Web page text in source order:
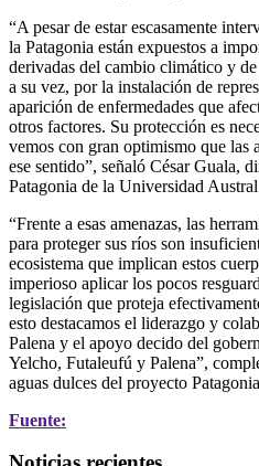
“A pesar de estar escasamente
la Patagonia están expuestos a
derivadas del cambio climático y
a su vez, por la instalación de
aparición de enfermedades que
otros factores. Su protección es
vemos con gran optimismo que las
ese sentido”, señaló César Guala,
Patagonia de la Universidad
“Frente a esas amenazas, las
para proteger sus ríos son
ecosistema que implican estos
imperioso aplicar los pocos
legislación que proteja
esto destacamos el liderazgo y
Palena y el apoyo decido del
Yelcho, Futaleufú y Palena”,
aguas dulces del proyecto
Fuente: